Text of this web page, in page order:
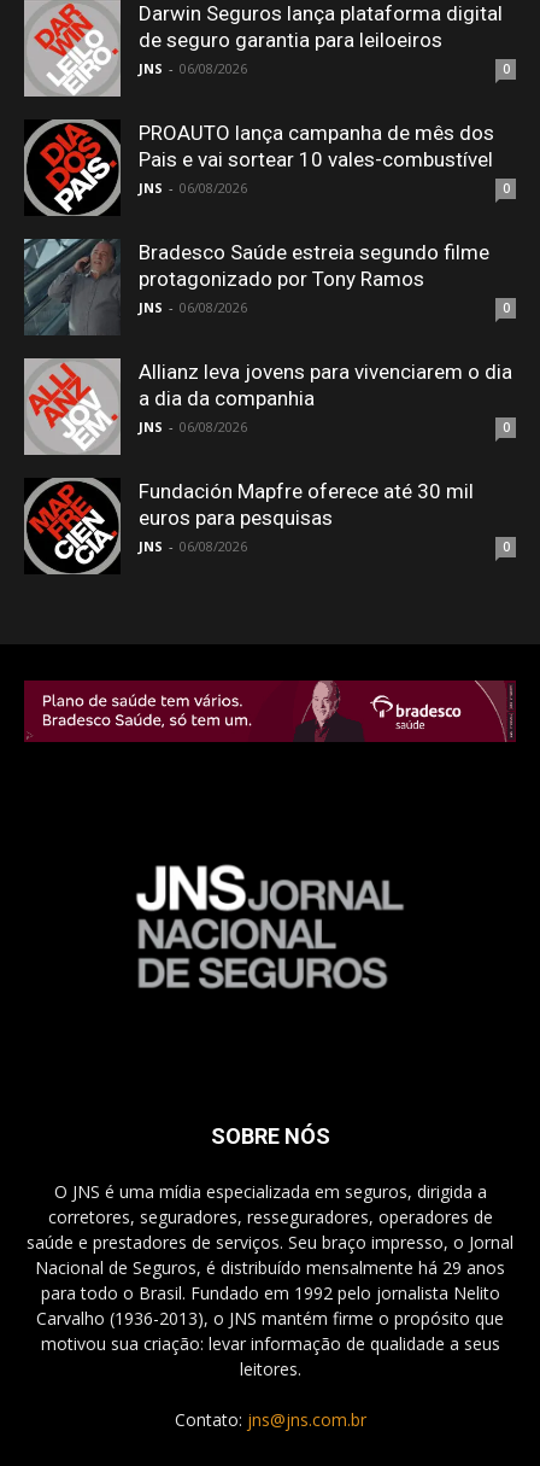
Darwin Seguros lança plataforma digital
de seguro garantia para leiloeiros
JNS - 06/08/2026 0
PROAUTO lança campanha de mês dos
Pais e vai sortear 10 vales-combustível
JNS - 06/08/2026 0
Bradesco Saúde estreia segundo filme
protagonizado por Tony Ramos
JNS - 06/08/2026 0
Allianz leva jovens para vivenciarem o dia
a dia da companhia
JNS - 06/08/2026 0
Fundación Mapfre oferece até 30 mil
euros para pesquisas
JNS - 06/08/2026 0
SOBRE NÓS
O JNS é uma mídia especializada em seguros, dirigida a
corretores, seguradores, resseguradores, operadores de
saúde e prestadores de serviços. Seu braço impresso, o Jornal
Nacional de Seguros, é distribuído mensalmente há 29 anos
para todo o Brasil. Fundado em 1992 pelo jornalista Nelito
Carvalho (1936-2013), o JNS mantém firme o propósito que
motivou sua criação: levar informação de qualidade a seus
leitores.
Contato: jns@jns.com.br